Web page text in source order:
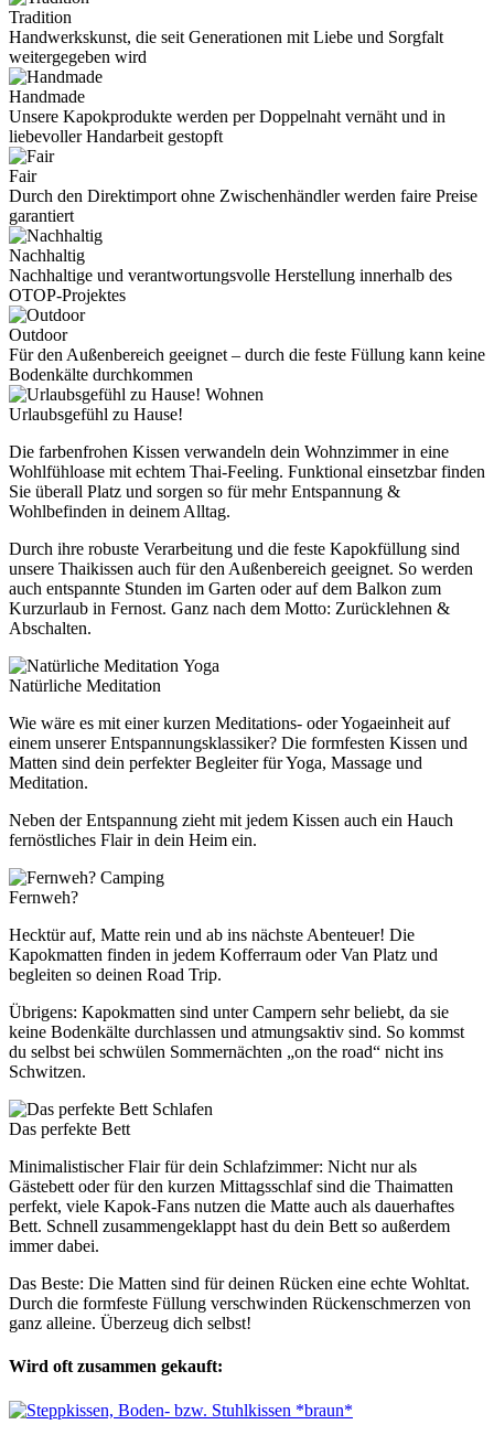
Tradition
Handwerkskunst, die seit Generationen mit Liebe und Sorgfalt
weitergegeben wird
Handmade
Unsere Kapokprodukte werden per Doppelnaht vernäht und in
liebevoller Handarbeit gestopft
Fair
Durch den Direktimport ohne Zwischenhändler werden faire Preise
garantiert
Nachhaltig
Nachhaltige und verantwortungsvolle Herstellung innerhalb des
OTOP-Projektes
Outdoor
Für den Außenbereich geeignet – durch die feste Füllung kann keine
Bodenkälte durchkommen
Wohnen
Urlaubsgefühl zu Hause!
Die farbenfrohen Kissen verwandeln dein Wohnzimmer in eine
Wohlfühloase mit echtem Thai-Feeling. Funktional einsetzbar finden
Sie überall Platz und sorgen so für mehr Entspannung &
Wohlbefinden in deinem Alltag.
Durch ihre robuste Verarbeitung und die feste Kapokfüllung sind
unsere Thaikissen auch für den Außenbereich geeignet. So werden
auch entspannte Stunden im Garten oder auf dem Balkon zum
Kurzurlaub in Fernost. Ganz nach dem Motto: Zurücklehnen &
Abschalten.
Yoga
Natürliche Meditation
Wie wäre es mit einer kurzen Meditations- oder Yogaeinheit auf
einem unserer Entspannungsklassiker? Die formfesten Kissen und
Matten sind dein perfekter Begleiter für Yoga, Massage und
Meditation.
Neben der Entspannung zieht mit jedem Kissen auch ein Hauch
fernöstliches Flair in dein Heim ein.
Camping
Fernweh?
Hecktür auf, Matte rein und ab ins nächste Abenteuer! Die
Kapokmatten finden in jedem Kofferraum oder Van Platz und
begleiten so deinen Road Trip.
Übrigens: Kapokmatten sind unter Campern sehr beliebt, da sie
keine Bodenkälte durchlassen und atmungsaktiv sind. So kommst
du selbst bei schwülen Sommernächten „on the road“ nicht ins
Schwitzen.
Schlafen
Das perfekte Bett
Minimalistischer Flair für dein Schlafzimmer: Nicht nur als
Gästebett oder für den kurzen Mittagsschlaf sind die Thaimatten
perfekt, viele Kapok-Fans nutzen die Matte auch als dauerhaftes
Bett. Schnell zusammengeklappt hast du dein Bett so außerdem
immer dabei.
Das Beste: Die Matten sind für deinen Rücken eine echte Wohltat.
Durch die formfeste Füllung verschwinden Rückenschmerzen von
ganz alleine. Überzeug dich selbst!
Wird oft zusammen gekauft: